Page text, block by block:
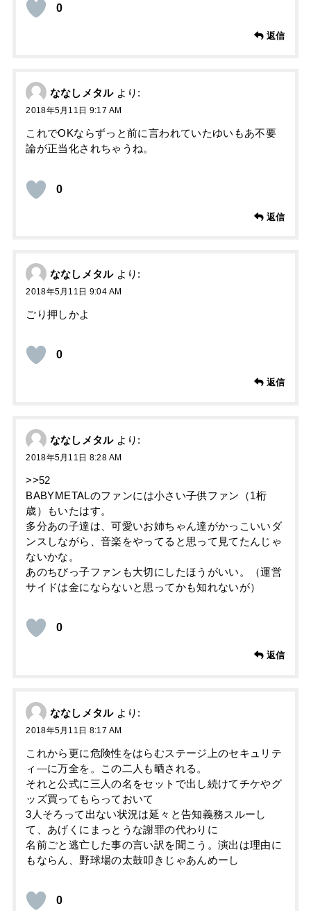
0
返信
ななしメタル より:
2018年5月11日 9:17 AM
これでOKならずっと前に言われていたゆいもあ不要
論が正当化されちゃうね。
0
返信
ななしメタル より:
2018年5月11日 9:04 AM
ごり押しかよ
0
返信
ななしメタル より:
2018年5月11日 8:28 AM
>>52
BABYMETALのファンには小さい子供ファン（1桁
歳）もいたはす。
多分あの子達は、可愛いお姉ちゃん達がかっこいいダ
ンスしながら、音楽をやってると思って見てたんじゃ
ないかな。
あのちびっ子ファンも大切にしたほうがいい。（運営
サイドは金にならないと思ってかも知れないが）
0
返信
ななしメタル より:
2018年5月11日 8:17 AM
これから更に危険性をはらむステージ上のセキュリテ
ィ―に万全を。この二人も晒される。
それと公式に三人の名をセットで出し続けてチケやグ
ッズ買ってもらっておいて
3人そろって出ない状況は延々と告知義務スルーし
て、あげくにまっとうな謝罪の代わりに
名前ごと逃亡した事の言い訳を聞こう。演出は理由に
もならん、野球場の太鼓叩きじゃあんめーし
0